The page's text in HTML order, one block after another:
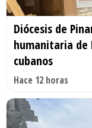
Diócesis de
humanitaria de
cubanos
Hace 12 horas